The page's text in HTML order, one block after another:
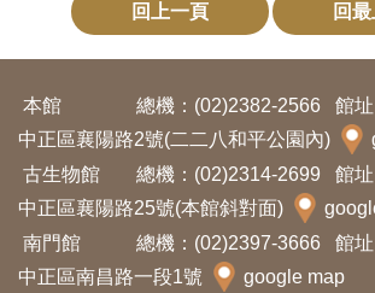
資
安
宣
告
回上一頁 回
本館 總機：(02)2382-2566
館
中正區襄陽路2號(二二八和平公園內)
古生物館
總機：(02)2314-2699
館
中正區襄陽路25號(本館斜對面)
南門館
總機：(02)2397-3666
館
中正區南昌路一段1號
google map